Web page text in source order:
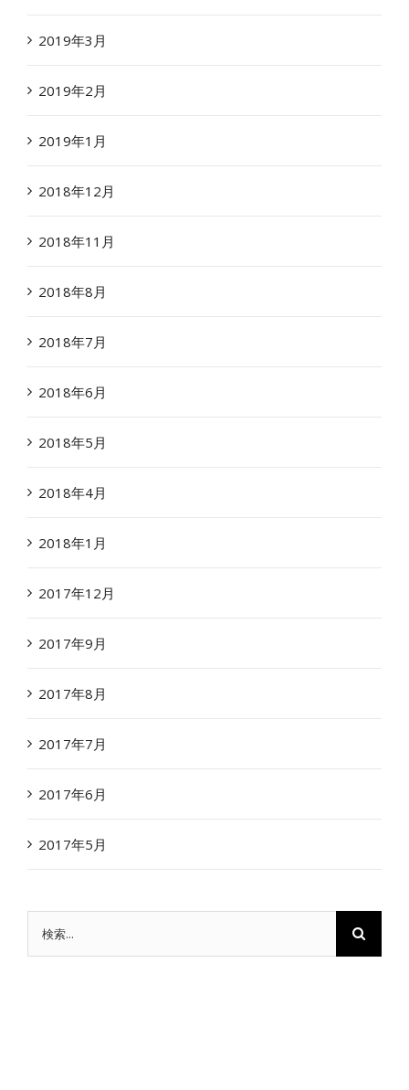
2019年3月
2019年2月
2019年1月
2018年12月
2018年11月
2018年8月
2018年7月
2018年6月
2018年5月
2018年4月
2018年1月
2017年12月
2017年9月
2017年8月
2017年7月
2017年6月
2017年5月
索